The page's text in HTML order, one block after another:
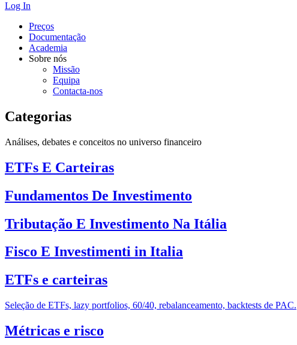
Log In
Preços
Documentação
Academia
Sobre nós
Missão
Equipa
Contacta-nos
Categorias
Análises, debates e conceitos no universo financeiro
ETFs E Carteiras
Fundamentos De Investimento
Tributação E Investimento Na Itália
Fisco E Investimenti in Italia
ETFs e carteiras
Seleção de ETFs, lazy portfolios, 60/40, rebalanceamento, backtests de PAC.
Métricas e risco